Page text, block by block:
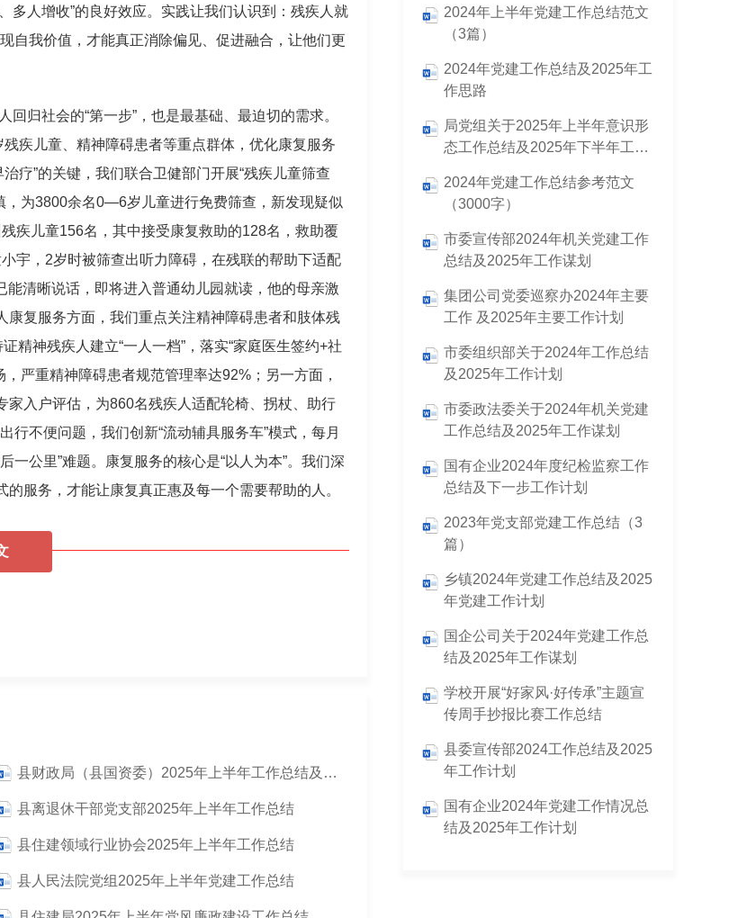
多人增收”的良好效应。实践让我们认识到：残疾人就
自我价值，才能真正消除偏见、促进融合，让他们更
回归社会的“第一步”，也是最基础、最迫切的需求。
疾儿童、精神障碍患者等重点群体，优化康复服务
疗”的关键，我们联合卫健部门开展“残疾儿童筛查
，为3800余名0—6岁儿童进行免费筛查，新发现疑似
疾儿童156名，其中接受康复救助的128名，救助覆
宇，2岁时被筛查出听力障碍，在残联的帮助下适配
清晰说话，即将进入普通幼儿园就读，他的母亲激
康复服务方面，我们重点关注精神障碍患者和肢体残
精神残疾人建立“一人一档”，落实“家庭医生签约+社
严重精神障碍患者规范管理率达92%；另一方面，
家入户评估，为860名残疾人适配轮椅、拐杖、助行
不便问题，我们创新“流动辅具服务车”模式，每月
公里”难题。康复服务的核心是“以人为本”。我们深
服务，才能让康复真正惠及每一个需要帮助的人。
县财政局（县国资委）2025年上半年工作总结及下半年工作安排
县离退休干部党支部2025年上半年工作总结
县住建领域行业协会2025年上半年工作总结
县人民法院党组2025年上半年党建工作总结
2024年上半年党建工作总结范文
（3篇）
2024年党建工作总结及2025年工
作思路
局党组关于2025年上半年意识形
态工作总结及2025年下半年工作
2024年党建工作总结参考范文
（3000字）
市委宣传部2024年机关党建工作
总结及2025年工作谋划
集团公司党委巡察办2024年主要
工作 及2025年主要工作计划
市委组织部关于2024年工作总结
及2025年工作计划
市委政法委关于2024年机关党建
工作总结及2025年工作谋划
国有企业2024年度纪检监察工作
总结及下一步工作计划
2023年党支部党建工作总结（3
篇）
乡镇2024年党建工作总结及2025
年党建工作计划
国企公司关于2024年党建工作总
结及2025年工作谋划
学校开展“好家风·好传承”主题宣
传周手抄报比赛工作总结
县委宣传部2024工作总结及2025
年工作计划
国有企业2024年党建工作情况总
结及2025年工作计划